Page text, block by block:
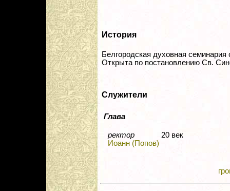
История
Белгородская духовная
Открыта по постановлению Св.
Служители
Глава
ректор
Иоанн (Попов)
20 век